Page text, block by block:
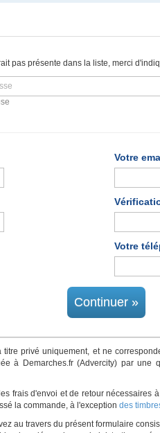
pas présente dans la liste, merci
Votre
Votre
Continuer »
privé uniquement, et ne
à Demarches.fr (Advercity) par une
frais d'envoi et de retour nécessaires
la commande, à l'exception des
au travers du présent formulaire